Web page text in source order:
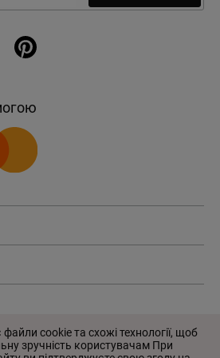
cookie та схожі технології, щоб
зручність користувачам При